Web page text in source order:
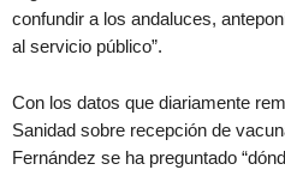
confundir a los andaluces,
al servicio público”.
Con los datos que diariamente
Sanidad sobre recepción de
Fernández se ha preguntado